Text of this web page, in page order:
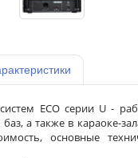
ECO серии U -
а также в караоке-
основные